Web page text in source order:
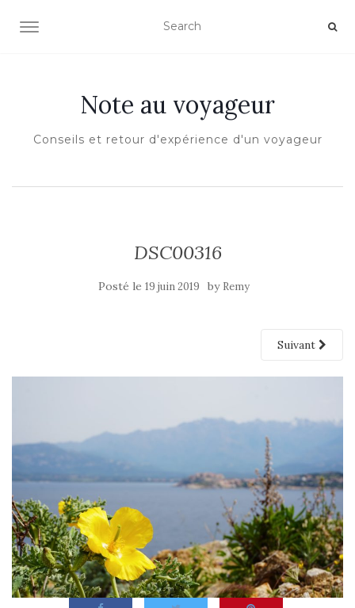
OUVRIR/FERMER LA NAVIGATION
Note au voyageur
Conseils et retour d'expérience d'un voyageur
DSC00316
Posté le 19 juin 2019 by Remy
Suivant